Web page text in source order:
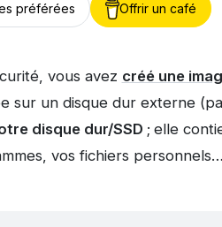
préférées Offrir un café
vous avez créé une
sur un disque dur externe
disque dur/SSD ; elle
vos fichiers personnels…